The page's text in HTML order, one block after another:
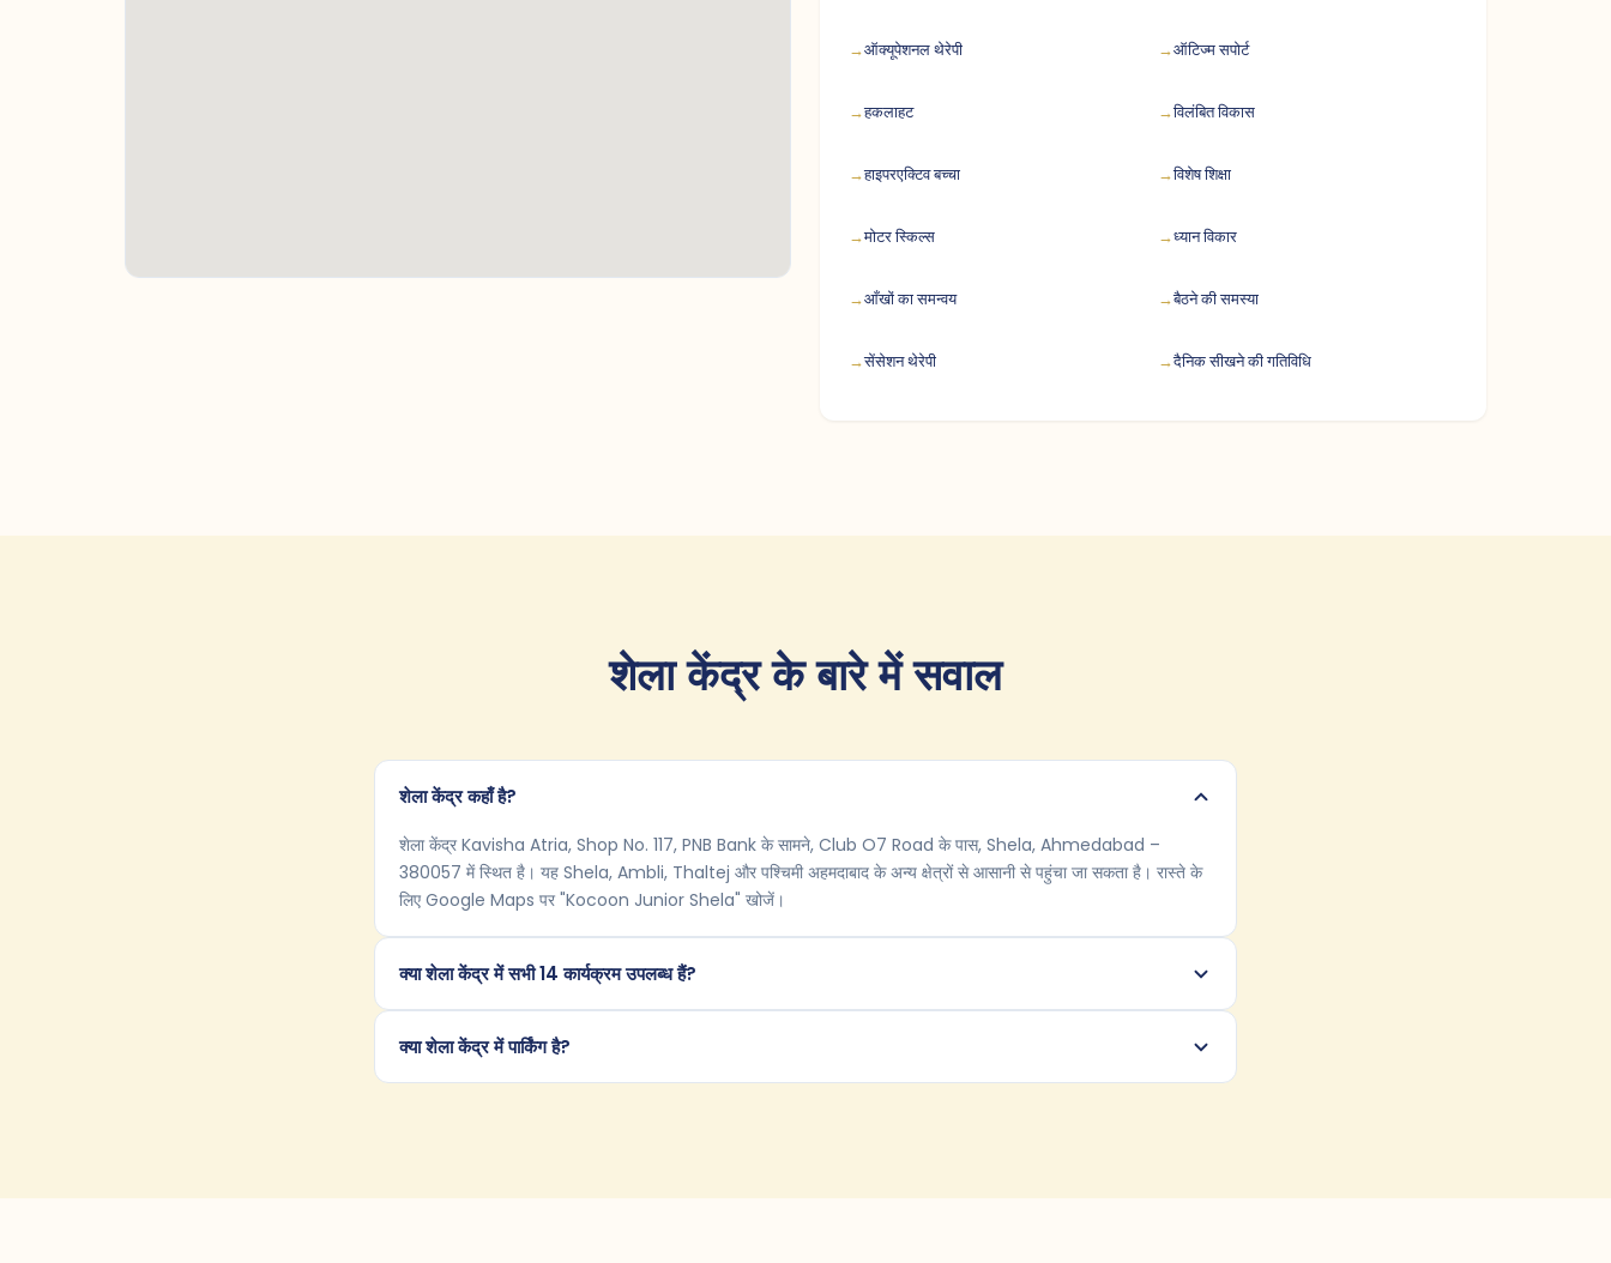
ऑक्यूपेशनल थेरेपी ऑटिज्म सपोर्ट
हकलाहट विलंबित विकास
हाइपरएक्टिव बच्चा विशेष शिक्षा
मोटर स्किल्स ध्यान विकार
आँखों का समन्वय बैठने की समस्या
सेंसेशन थेरेपी दैनिक सीखने की गतिविधि
शेला केंद्र के बारे में सवाल
शेला केंद्र कहाँ है?
शेला केंद्र Kavisha Atria, Shop No. 117, PNB Bank के सामने, Club O7 Road के पास, Shela, Ahmedabad –
380057 में स्थित है। यह Shela, Ambli, Thaltej और पश्चिमी अहमदाबाद के अन्य क्षेत्रों से आसानी से पहुंचा जा सकता है। रास्ते के
लिए Google Maps पर "Kocoon Junior Shela" खोजें।
क्या शेला केंद्र में सभी 14 कार्यक्रम उपलब्ध हैं?
क्या शेला केंद्र में पार्किंग है?